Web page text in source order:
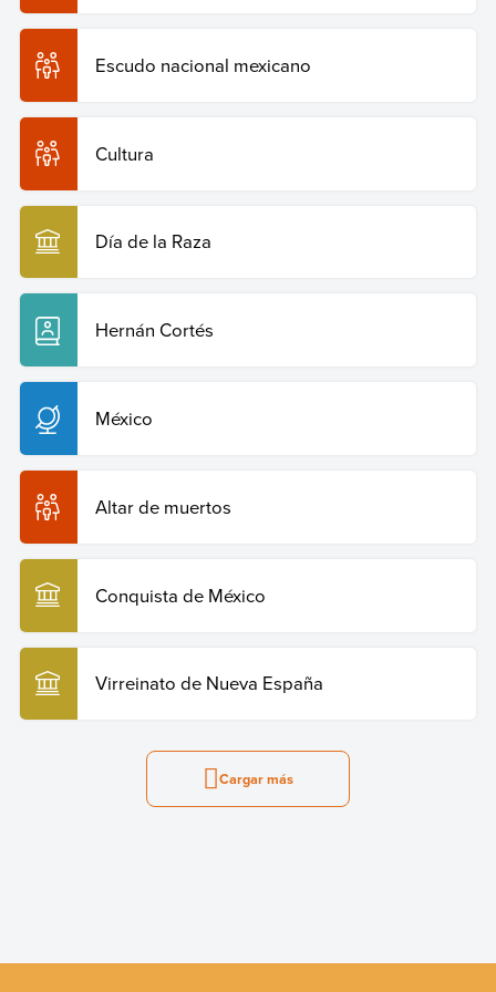
Escudo nacional mexicano
Cultura
Día de la Raza
Hernán Cortés
México
Altar de muertos
Conquista de México
Virreinato de Nueva España
Cargar más